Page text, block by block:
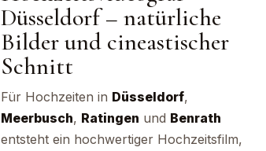
Düsseldorf – natürliche
Bilder und cineastischer
Schnitt
Für Hochzeiten in Düsseldorf,
Meerbusch, Ratingen und Benrath
entsteht ein hochwertiger Hochzeitsfilm,